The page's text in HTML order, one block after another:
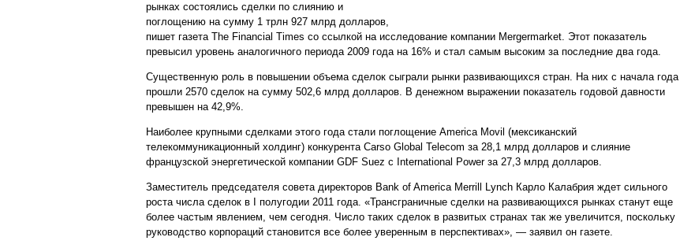
рынках состоялись сделки по слиянию и
поглощению на сумму 1 трлн 927 млрд долларов,
пишет газета The Financial Times со ссылкой на исследование компании Mergermarket. Этот показатель
превысил уровень аналогичного периода 2009 года на 16% и стал самым высоким за последние два года.
Существенную роль в повышении объема сделок сыграли рынки развивающихся стран. На них с начала года
прошли 2570 сделок на сумму 502,6 млрд долларов. В денежном выражении показатель годовой давности
превышен на 42,9%.
Наиболее крупными сделками этого года стали поглощение America Movil (мексиканский
телекоммуникационный холдинг) конкурента Carso Global Telecom за 28,1 млрд долларов и слияние
французской энергетической компании GDF Suez с International Power за 27,3 млрд долларов.
Заместитель председателя совета директоров Bank of America Merrill Lynch Карло Калабрия ждет сильного
роста числа сделок в I полугодии 2011 года. «Трансграничные сделки на развивающихся рынках станут еще
более частым явлением, чем сегодня. Число таких сделок в развитых странах так же увеличится, поскольку
руководство корпораций становится все более уверенным в перспективах», — заявил он газете.